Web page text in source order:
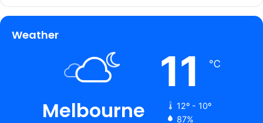
Weather
Melbourne
11 ℃
12º - 10º
87%